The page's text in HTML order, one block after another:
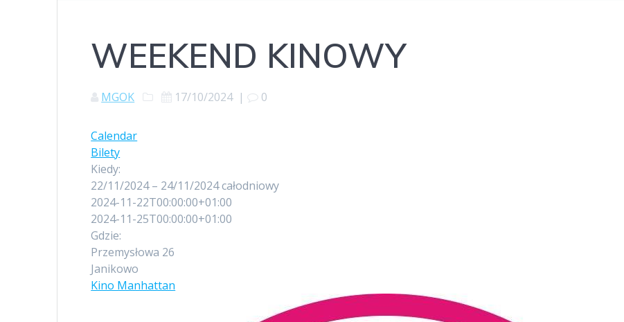
WEEKEND KINOWY
MGOK 17/10/2024| 0
Calendar
Bilety
Kiedy:
22/11/2024 – 24/11/2024całodniowy
2024-11-22T00:00:00+01:00
2024-11-25T00:00:00+01:00
Gdzie:
Przemysłowa 26
Janikowo
Kino Manhattan